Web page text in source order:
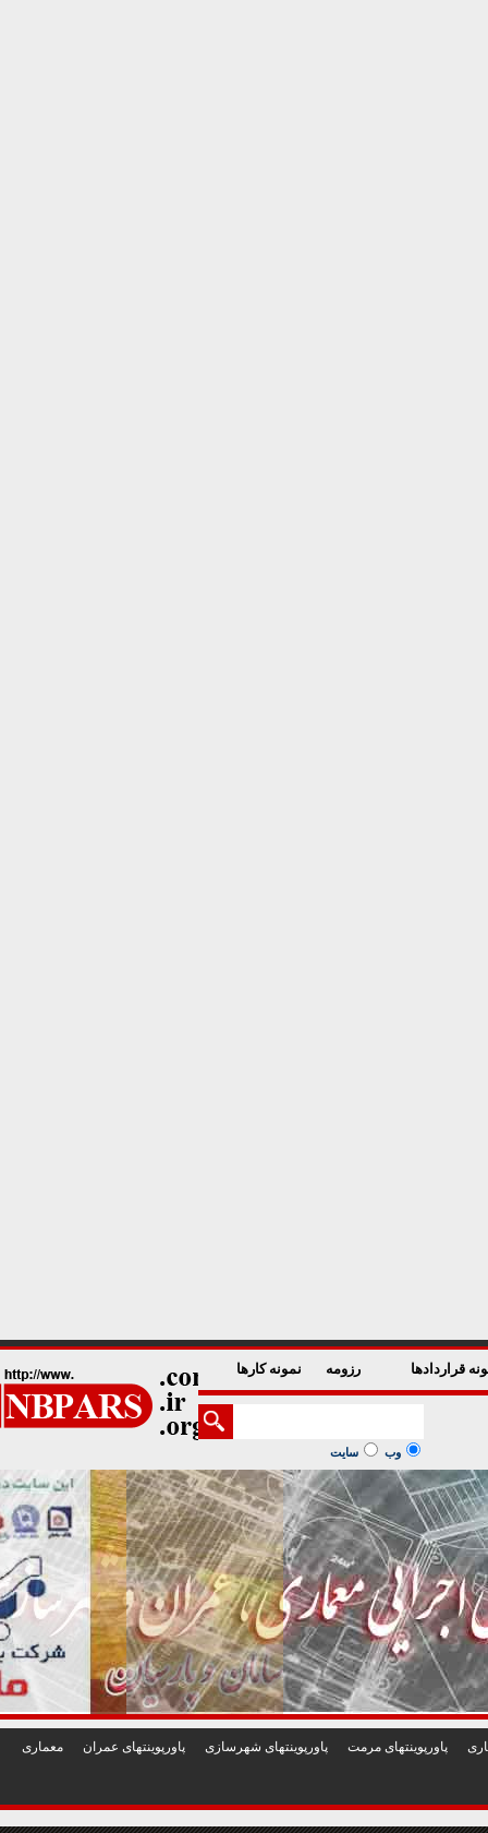
1 2 3 4 5